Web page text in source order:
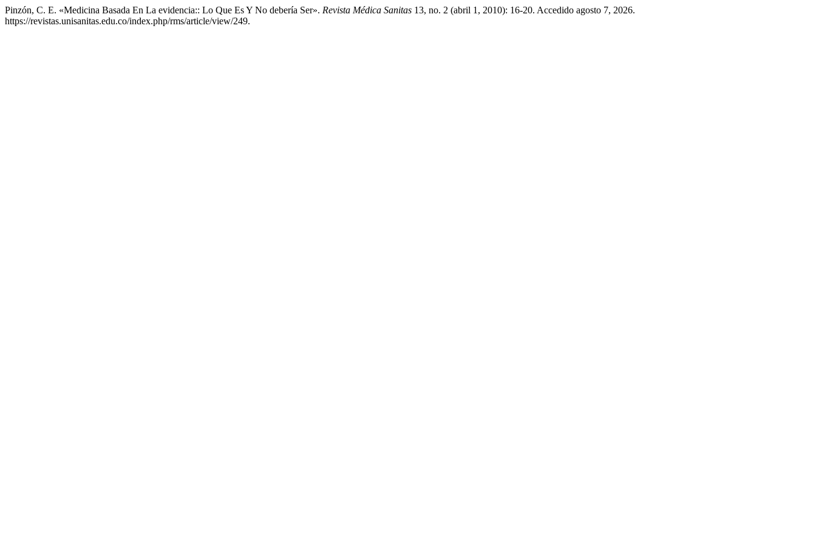
Pinzón, C. E. «Medicina Basada En La evidencia:: Lo Que Es Y No debería Ser». Revista Médica Sanitas 13, no. 2 (abril 1, 2010): 16-20. Accedido agosto 7, 2026.
https://revistas.unisanitas.edu.co/index.php/rms/article/view/249.